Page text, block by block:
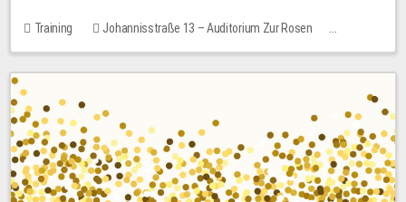
Training
Johannisstraße 13 – Auditorium Zur Rosen
No free places
30.00 EUR